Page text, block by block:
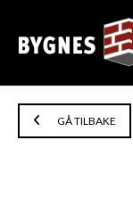
GÅ TILBAKE